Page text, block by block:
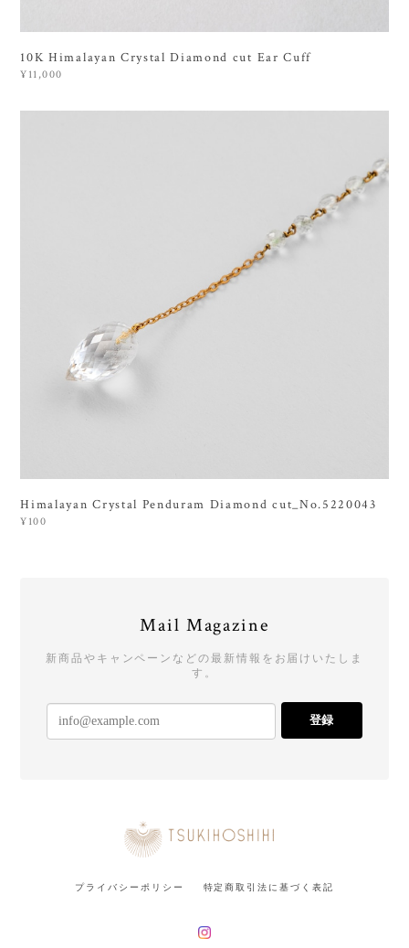
10K Himalayan Crystal Diamond cut Ear Cuff
¥11,000
Himalayan Crystal Penduram Diamond cut_No.5220043
¥100
Mail Magazine
新商品やキャンペーンなどの最新情報をお届けいたしま
す。
登録
プライバシーポリシー 特定商取引法に基づく表記